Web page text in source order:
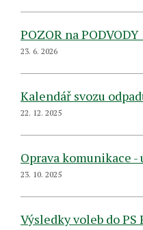
POZOR na PODVODY
23. 6. 2026
Kalendář svozu
22. 12. 2025
Oprava komunikace -
23. 10. 2025
Výsledky voleb do PS